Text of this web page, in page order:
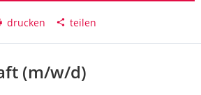
drucken teilen
(m/w/d)